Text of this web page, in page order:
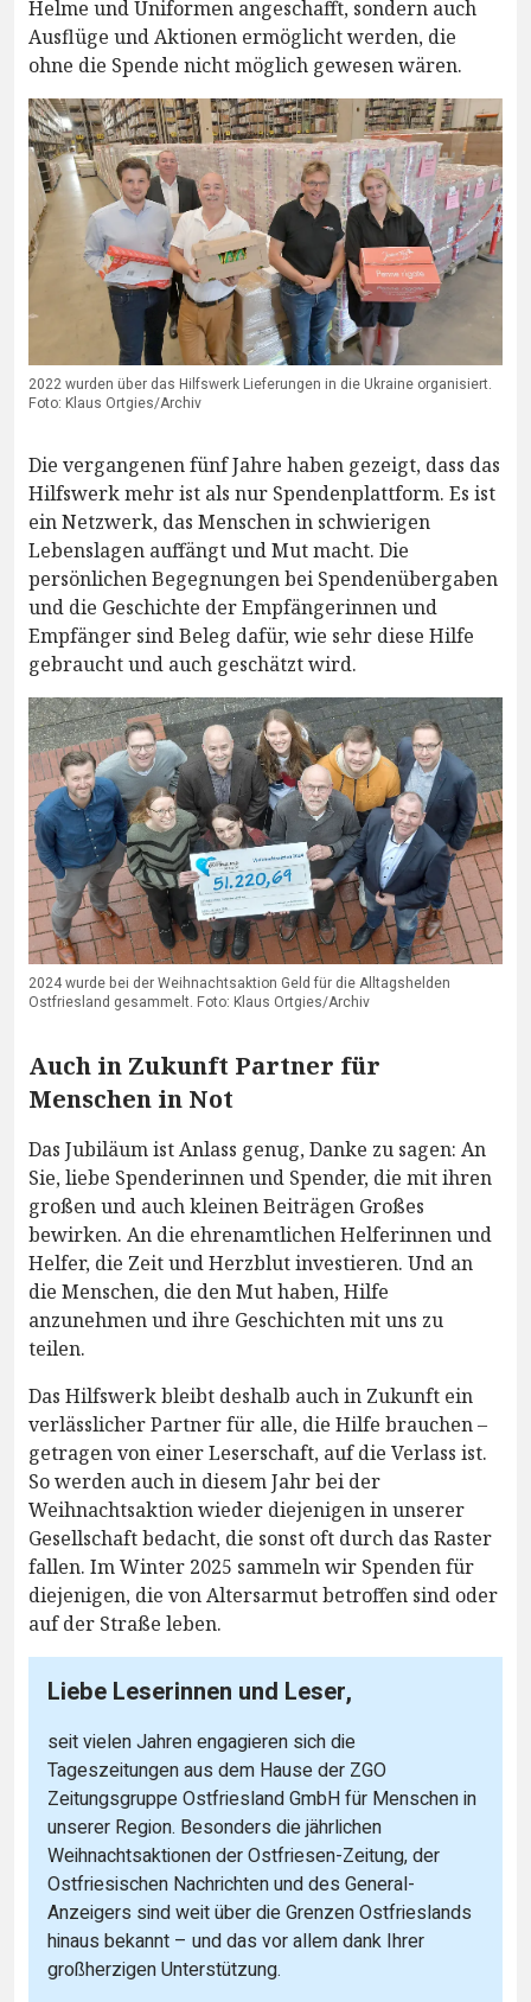
Helme und Uniformen angeschafft, sondern auch
Ausflüge und Aktionen ermöglicht werden, die
ohne die Spende nicht möglich gewesen wären.
2022 wurden über das Hilfswerk Lieferungen in die Ukraine organisiert.
Foto: Klaus Ortgies/Archiv
Die vergangenen fünf Jahre haben gezeigt, dass das
Hilfswerk mehr ist als nur Spendenplattform. Es ist
ein Netzwerk, das Menschen in schwierigen
Lebenslagen auffängt und Mut macht. Die
persönlichen Begegnungen bei Spendenübergaben
und die Geschichte der Empfängerinnen und
Empfänger sind Beleg dafür, wie sehr diese Hilfe
gebraucht und auch geschätzt wird.
2024 wurde bei der Weihnachtsaktion Geld für die Alltagshelden
Ostfriesland gesammelt. Foto: Klaus Ortgies/Archiv
Auch in Zukunft Partner für
Menschen in Not
Das Jubiläum ist Anlass genug, Danke zu sagen: An
Sie, liebe Spenderinnen und Spender, die mit ihren
großen und auch kleinen Beiträgen Großes
bewirken. An die ehrenamtlichen Helferinnen und
Helfer, die Zeit und Herzblut investieren. Und an
die Menschen, die den Mut haben, Hilfe
anzunehmen und ihre Geschichten mit uns zu
teilen.
Das Hilfswerk bleibt deshalb auch in Zukunft ein
verlässlicher Partner für alle, die Hilfe brauchen –
getragen von einer Leserschaft, auf die Verlass ist.
So werden auch in diesem Jahr bei der
Weihnachtsaktion wieder diejenigen in unserer
Gesellschaft bedacht, die sonst oft durch das Raster
fallen. Im Winter 2025 sammeln wir Spenden für
diejenigen, die von Altersarmut betroffen sind oder
auf der Straße leben.
Liebe Leserinnen und Leser,
seit vielen Jahren engagieren sich die
Tageszeitungen aus dem Hause der ZGO
Zeitungsgruppe Ostfriesland GmbH für Menschen in
unserer Region. Besonders die jährlichen
Weihnachtsaktionen der Ostfriesen-Zeitung, der
Ostfriesischen Nachrichten und des General-
Anzeigers sind weit über die Grenzen Ostfrieslands
hinaus bekannt – und das vor allem dank Ihrer
großherzigen Unterstützung.